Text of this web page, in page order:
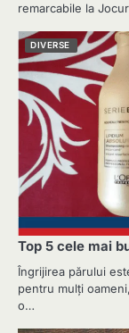
remarcabile la
DIVERSE
Top 5 cele mai
Îngrijirea părului
pentru mulți
o…